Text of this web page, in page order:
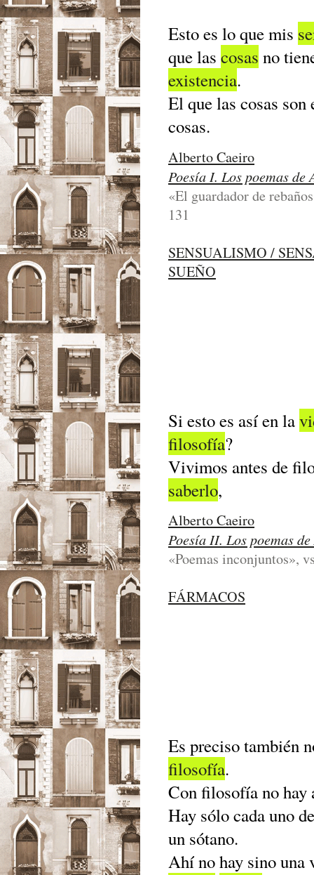
Esto es lo que mis
que las cosas no
existencia.
El que las cosas
cosas.
Alberto Caeiro
Poesía I. Los poemas
«El guardador de
131
SENSUALISMO /
SUEÑO
Si esto es así en la
filosofía?
Vivimos antes de
saberlo,
Alberto Caeiro
Poesía II. Los poemas
«Poemas inconjuntos»,
FÁRMACOS
Es preciso también
filosofía.
Con filosofía no hay
Hay sólo cada uno
un sótano.
Ahí no hay sino una